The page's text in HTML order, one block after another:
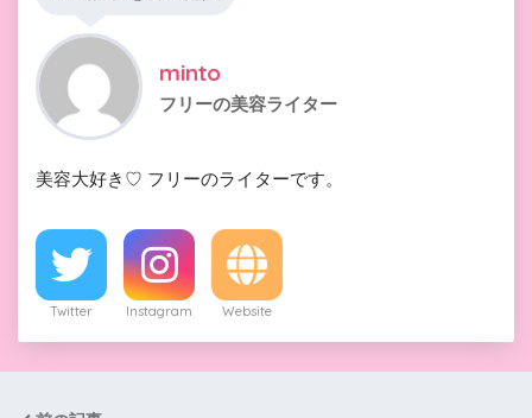
minto
フリーの美容ライター
美容大好き♡ フリーのライターです。
Twitter Instagram Website